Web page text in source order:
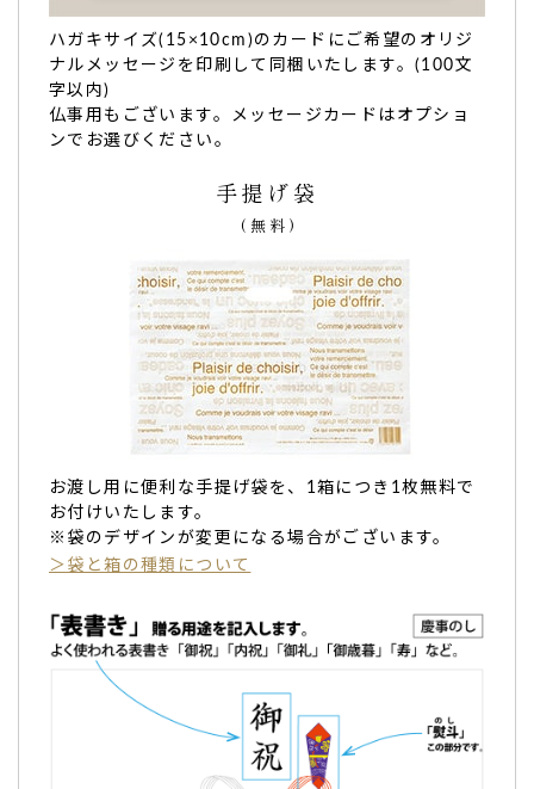
本日、無事に直接お渡しすることができて、店名やメッセー
ジに驚かれて、もちろん喜んでいただけました！
私も、とても嬉しかったです。
【世田谷 文の菓】様に出会えてよかったです。
本当に、ありがとうございます！
よろしくお願い申し上げます。
ージ入り マカロン(3個入り)
欲しくて。見た目から喜んでもらえ…
知人のお店のお祝いにオリジナリティのあるものが欲しくて
購入です。
商品自体も見た目から喜んでもらえたし、マカロンも美味し
く頂きました。
ご購入頂いた商品：
創立・設立・周年記念 オリジナルメッセ
ージ入り マカロン(5個入り)
ハガキサイズ(15×10cm)のカードにご希望のオリジ
ナルメッセージを印刷して同梱いたします。(100文
字以内)
仏事用もございます。メッセージカードはオプショ
ンでお選びください。
手提げ袋
(無料)
お渡し用に便利な手提げ袋を、1箱につき1枚無料で
お付けいたします。
※袋のデザインが変更になる場合がございます。
＞袋と箱の種類について